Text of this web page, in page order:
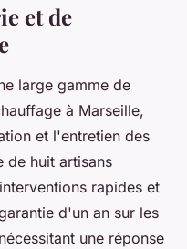
et de
large gamme de
à Marseille,
et l'entretien des
de huit artisans
rapides et
d'un an sur les
une réponse